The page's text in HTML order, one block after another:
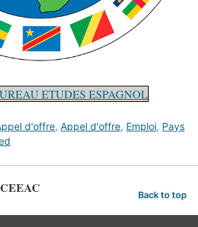
ETUDES ESPAGNOL
d'offre, Appel d'offre, Emploi, Pays
Back to top